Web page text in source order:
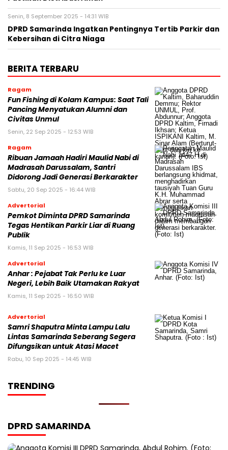
Senin, 8 September 2025 - 14:31 WIB
DPRD Samarinda Ingatkan Pentingnya Tertib Parkir dan
Kebersihan di Citra Niaga
BERITA TERBARU
Ragam
Fun Fishing di Kolam Kampus: Saat Tali
Pancing Menyatukan Alumni dan
Civitas Unmul
Senin, 22 Sep 2025 - 12:53 WIB
Ragam
Ribuan Jamaah Hadiri Maulid Nabi di
Madrasah Darussalam, Santri
Didorong Jadi Generasi Berkarakter
Sabtu, 20 Sep 2025 - 16:44 WIB
Advertorial
Pemkot Diminta DPRD Samarinda
Tegas Hentikan Parkir Liar di Ruang
Publik
Kamis, 11 Sep 2025 - 16:53 WIB
Advertorial
Anhar : Pejabat Tak Perlu ke Luar
Negeri, Lebih Baik Utamakan Rakyat
Kamis, 11 Sep 2025 - 16:50 WIB
Advertorial
Samri Shaputra Minta Lampu Lalu
Lintas Samarinda Seberang Segera
Difungsikan untuk Atasi Macet
Rabu, 10 Sep 2025 - 14:45 WIB
TRENDING
DPRD SAMARINDA